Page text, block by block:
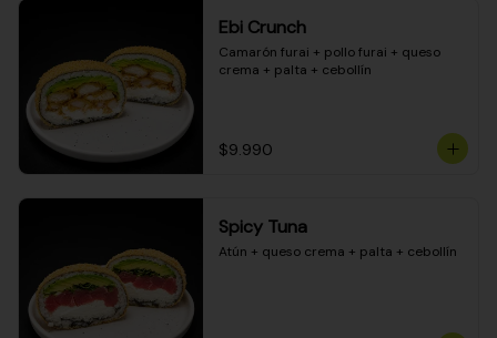
Ebi Crunch
Camarón furai + pollo furai + queso
crema + palta + cebollín
$9.990
Spicy Tuna
Atún + queso crema + palta + cebollín